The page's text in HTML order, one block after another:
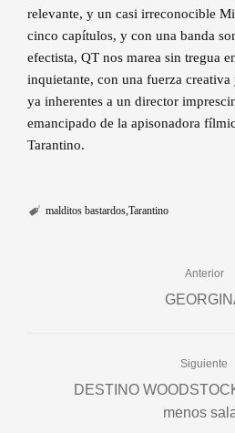
relevante, y un casi irreconocible
cinco capítulos, y con una banda
efectista, QT nos marea sin tregua
inquietante, con una fuerza
ya inherentes a un director
emancipado de la apisonadora
Tarantino.
malditos bastardos Tarantino
Anterior
Siguiente
DESTINO
menos